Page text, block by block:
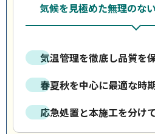
気候を見極めた無理のな
気温管理を徹底し品質を
春夏秋を中心に最適な時
応急処置と本施工を分け